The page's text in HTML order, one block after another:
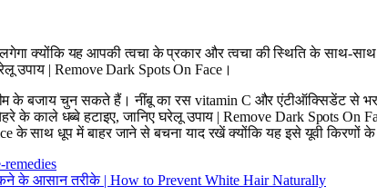
क्योंकि यह आपकी त्वचा के प्रकार और त्वचा की स्थिति के साथ-
उपाय | Remove Dark Spots On Face।
के बजाय चुन सकते हैं। नींबू का रस vitamin C और एंटीऑक्सिडेंट से
के काले धब्बे हटाइए, जानिए घरेलू उपाय | Remove Dark Spots
के साथ धूप में बाहर जाने से बचना याद रखें क्योंकि यह इसे यूवी किरणों
के आसान तरीके | How to Prevent White Hair Naturally